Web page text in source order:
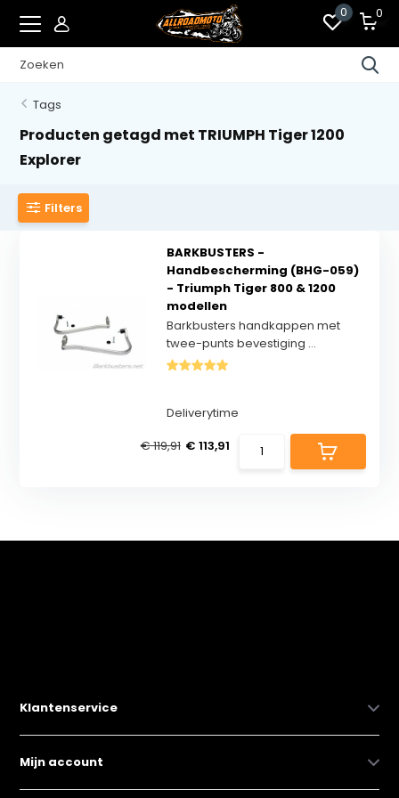
0 0
Tags
Producten getagd met TRIUMPH Tiger 1200
Explorer
Filters
BARKBUSTERS -
Handbescherming (BHG-059)
- Triumph Tiger 800 & 1200
modellen
Barkbusters handkappen met
twee-punts bevestiging ...
Deliverytime
€ 119,91 € 113,91
Klantenservice
Mijn account